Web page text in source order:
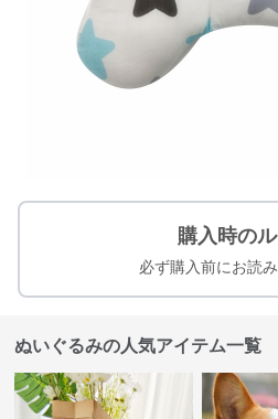
購入時の
必ず購入前にお読み
ぬいぐるみの人気アイテム一覧